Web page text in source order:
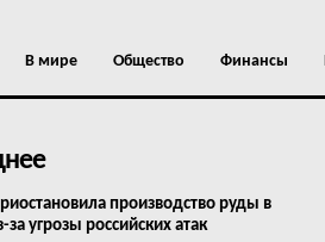
В мире Общество Финансы
производство руды в
за угрозы российских атак